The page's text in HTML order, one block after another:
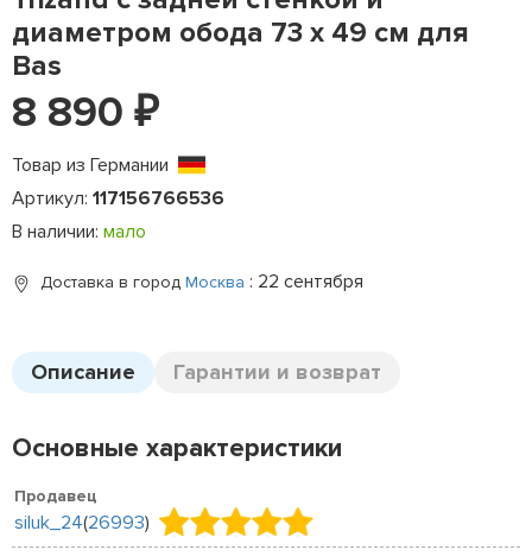
диаметром обода 73 x 49 см для
Bas
8 890 ₽
Товар из Германии
Артикул: 117156766536
В наличии: мало
Доставка в город Москва : 22 сентября
Описание Гарантии и возврат
Основные характеристики
Продавец
siluk_24(26993)